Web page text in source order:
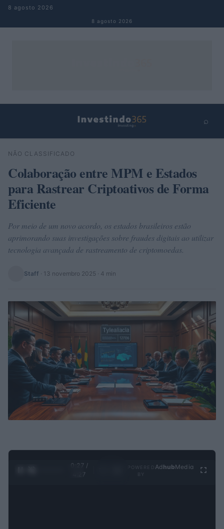
Pular para o conteúdo
8 agosto 2026
8 agosto 2026
⌕
Buscar
NÃO CLASSIFICADO
Colaboração entre MPM e Estados
para Rastrear Criptoativos de Forma
Eficiente
Por meio de um novo acordo, os estados brasileiros estão
aprimorando suas investigações sobre fraudes digitais ao utilizar
tecnologia avançada de rastreamento de criptomoedas.
Staff · 13 novembro 2025 · 4 min
0:28 /
4:27
Ad hubMedia